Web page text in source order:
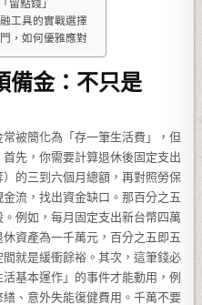
留點錢」
工具的實戰選擇
，如何優雅應對
備金：不只是
被簡化為「存一筆生活費」，但
先，你需要計算退休後固定支出
）的三到六個月總額，再對照勞保
流，找出資金缺口。那百分之五
例如，每月固定支出新台幣四萬
資產為一千萬元，百分之五即五
就是緩衝餘裕。其次，這筆錢必
基本運作」的事件才能動用，例
、意外失能復健費用。千萬不要